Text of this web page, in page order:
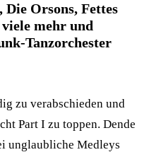
Orsons, Fettes
mehr und
Tanzorchester
zu verabschieden und
Part I zu toppen. Dende
unglaubliche Medleys